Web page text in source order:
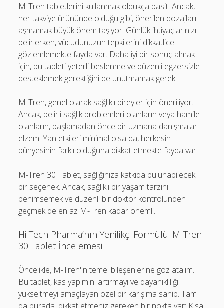
M-Tren tabletlerini kullanmak oldukça basit. Ancak,
her takviye ürününde olduğu gibi, önerilen dozajları
aşmamak büyük önem taşıyor. Günlük ihtiyaçlarınızı
belirlerken, vücudunuzun tepkilerini dikkatlice
gözlemlemekte fayda var. Daha iyi bir sonuç almak
için, bu tableti yeterli beslenme ve düzenli egzersizle
desteklemek gerektiğini de unutmamak gerek.
M-Tren, genel olarak sağlıklı bireyler için öneriliyor.
Ancak, belirli sağlık problemleri olanların veya hamile
olanların, başlamadan önce bir uzmana danışmaları
elzem. Yan etkileri minimal olsa da, herkesin
bünyesinin farklı olduğuna dikkat etmekte fayda var.
M-Tren 30 Tablet, sağlığınıza katkıda bulunabilecek
bir seçenek. Ancak, sağlıklı bir yaşam tarzını
benimsemek ve düzenli bir doktor kontrolünden
geçmek de en az M-Tren kadar önemli.
Hi Tech Pharma’nın Yenilikçi Formülü: M-Tren
30 Tablet İncelemesi
Öncelikle, M-Tren'in temel bileşenlerine göz atalım.
Bu tablet, kas yapımını artırmayı ve dayanıklılığı
yükseltmeyi amaçlayan özel bir karışıma sahip. Tam